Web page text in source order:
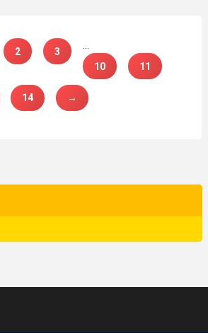
2 3
10
11
14 →